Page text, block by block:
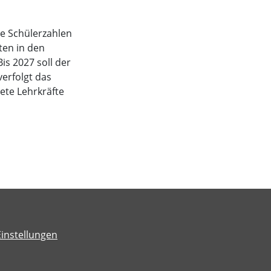
Schülerzahlen
in den
2027 soll der
das
Lehrkräfte